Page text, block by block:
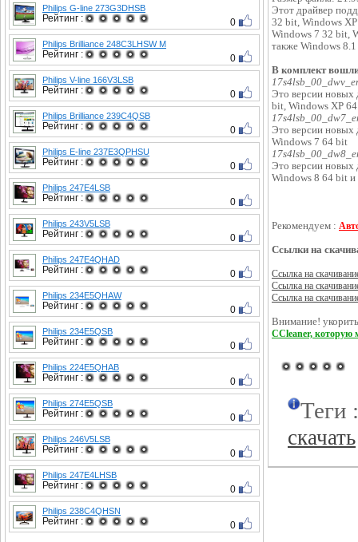
Philips G-line 273G3DHSB
Рейтинг : 0
Philips Brilliance 248C3LHSW M
Рейтинг : 0
Philips V-line 166V3LSB
Рейтинг : 0
Philips Brilliance 239C4QSB
Рейтинг : 0
Philips E-line 237E3QPHSU
Рейтинг : 0
Philips 247E4LSB
Рейтинг : 0
Philips 243V5LSB
Рейтинг : 0
Philips 247E4QHAD
Рейтинг : 0
Philips 234E5QHAW
Рейтинг : 0
Philips 234E5QSB
Рейтинг : 0
Philips 224E5QHAB
Рейтинг : 0
Philips 274E5QSB
Рейтинг : 0
Philips 246V5LSB
Рейтинг : 0
Philips 247E4LHSB
Рейтинг : 0
Philips 238C4QHSN
Рейтинг : 0
Этот драйвер
32 bit, Windows
Windows 7 32 bit,
также Windows
В комплект
Это версии новых
bit, Windows XP
Это версии новых
Windows 7 64 bit
Это версии новых
Windows 8 64 bit
Рекомендуем :
Ссылки на
Ссылка на
Ссылка на
Ссылка на
Внимание!
CCleaner, которую
Теги
скачать